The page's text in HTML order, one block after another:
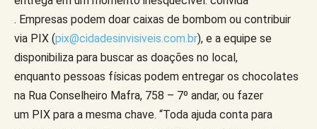
. Empresas podem doar caixas de bombom ou contribuir
via PIX (pix@cidadesinvisiveis.com.br), e a equipe se
disponibiliza para buscar as doações no local,
enquanto pessoas físicas podem entregar os chocolates
na Rua Conselheiro Mafra, 758 – 7º andar, ou fazer
um PIX para a mesma chave. “Toda ajuda conta para